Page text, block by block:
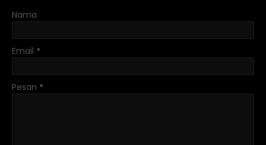
Nama
Email *
Pesan *